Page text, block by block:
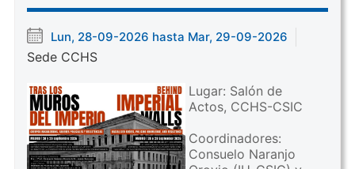
Lun, 28-09-2026 hasta Mar, 29-09-2026
Sede CCHS
Lugar: Salón de
Actos, CCHS-CSIC
Coordinadores:
Consuelo Naranjo